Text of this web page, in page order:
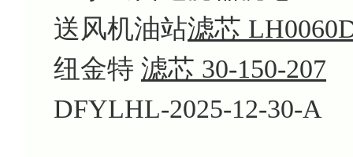
送风机油站滤芯
纽金特 滤芯 30-150-207
DFYLHL-2025-12-30-A